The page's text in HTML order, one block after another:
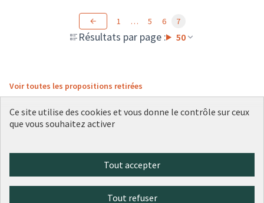
Résultats par page : 50
1 … 5 6 7
Voir toutes les propositions retirées
(Lien externe)
(Lien externe)
(Lien externe)
(Lien externe)
(Lien externe)
Ce site utilise des cookies et vous donne le contrôle sur ceux
que vous souhaitez activer
Tout accepter
Tout refuser